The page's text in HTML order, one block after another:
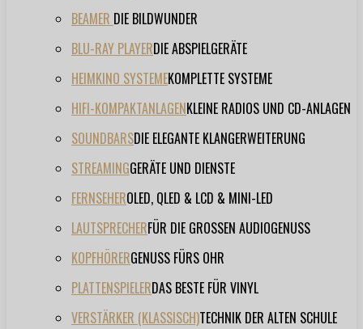
BEAMER DIE BILDWUNDER
BLU-RAY PLAYERDIE ABSPIELGERÄTE
HEIMKINO SYSTEMEKOMPLETTE SYSTEME
HIFI-KOMPAKTANLAGENKLEINE RADIOS UND CD-ANLAGEN
SOUNDBARSDIE ELEGANTE KLANGERWEITERUNG
STREAMINGGERÄTE UND DIENSTE
FERNSEHEROLED, QLED & LCD & MINI-LED
LAUTSPRECHERFÜR DIE GROSSEN AUDIOGENUSS
KOPFHÖRERGENUSS FÜRS OHR
PLATTENSPIELERDAS BESTE FÜR VINYL
VERSTÄRKER (KLASSISCH)TECHNIK DER ALTEN SCHULE